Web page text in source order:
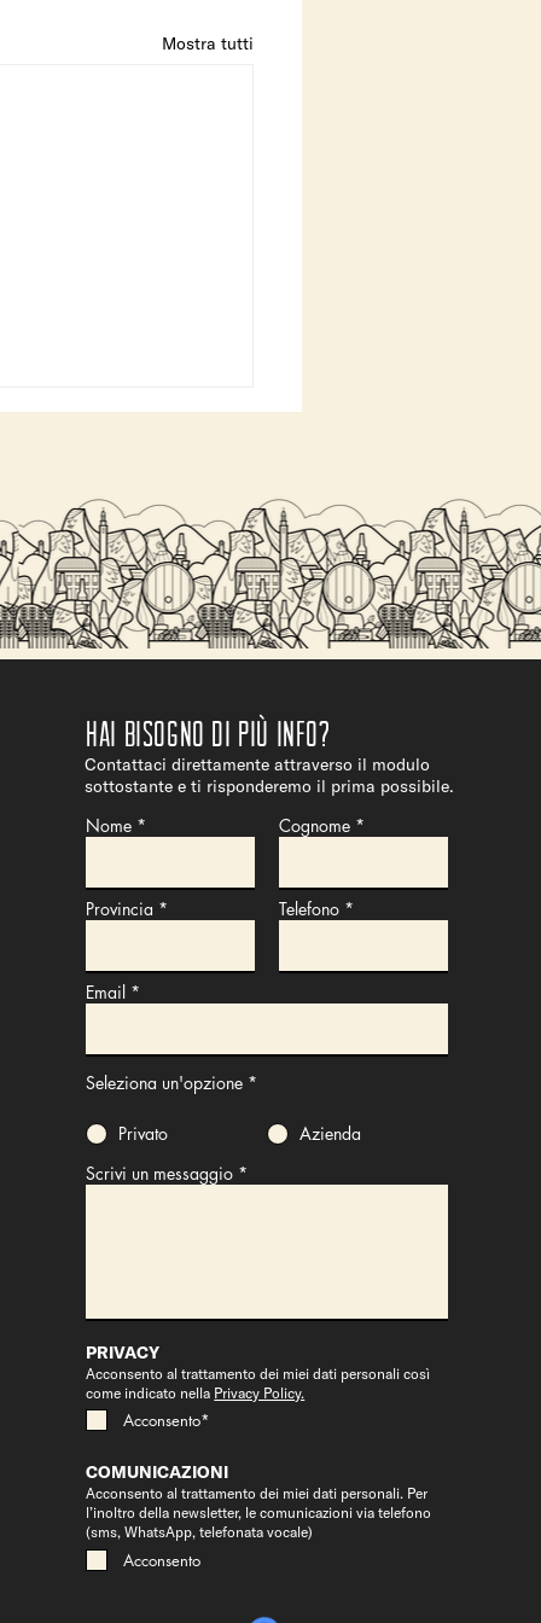
Mostra tutti
Hai bisogno di più info?
Contattaci direttamente attraverso il modulo
sottostante e ti risponderemo il prima possibile.
Nome
Provincia
Cognome
Telefono
Email
Seleziona un'opzione *
Privato
Azienda
Scrivi un messaggio
PRIVACY
Acconsento al trattamento dei miei dati personali così
come indicato nella Privacy Policy.
Acconsento*
COMUNICAZIONI
Acconsento al trattamento dei miei dati personali. Per
l’inoltro della newsletter, le comunicazioni via telefono
(sms, WhatsApp, telefonata vocale)
Acconsento